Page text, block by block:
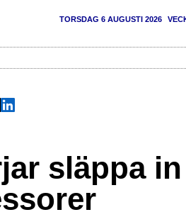
TORSDAG 6 AUGUSTI 2026
släppa in